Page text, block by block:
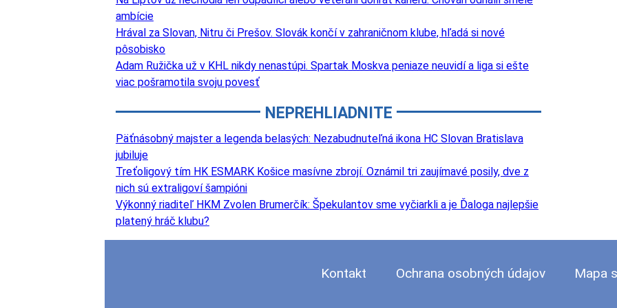
ambície
Hrával za Slovan, Nitru či Prešov. Slovák končí v zahraničnom klube, hľadá si nové
pôsobisko
Adam Ružička už v KHL nikdy nenastúpi. Spartak Moskva peniaze neuvidí a liga si ešte
viac pošramotila svoju povesť
NEPREHLIADNITE
Päťnásobný majster a legenda belasých: Nezabudnuteľná ikona HC Slovan Bratislava
jubiluje
Treťoligový tím HK ESMARK Košice masívne zbrojí. Oznámil tri zaujímavé posily, dve z
nich sú extraligoví šampióni
Výkonný riaditeľ HKM Zvolen Brumerčík: Špekulantov sme vyčiarkli a je Ďaloga najlepšie
platený hráč klubu?
Kontakt Ochrana osobných údajov Mapa